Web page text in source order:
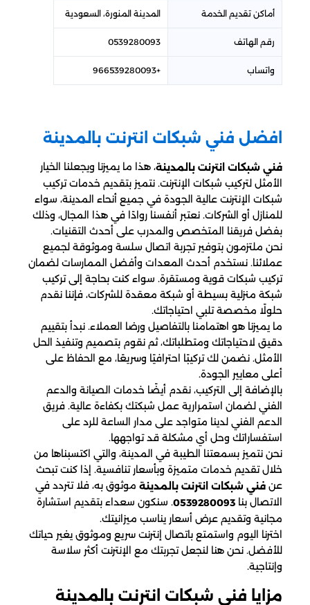
أماكن تقديم الخدمة المدينة المنورة، السعودية
رقم الهاتف 0539280093
واتساب +966539280093
افضل فني شبكات انترنت بالمدينة
فني شبكات انترنت بالمدينة، هذا ما يميزنا ويجعلنا الخيار
الأمثل لتركيب شبكات الإنترنت. نتميز بتقديم خدمات تركيب
شبكات الإنترنت عالية الجودة في جميع أنحاء المدينة، سواء
للمنازل أو الشركات. نعتبر أنفسنا روادًا في هذا المجال، وذلك
بفضل فريقنا المتخصص والمدرب على أحدث التقنيات.
نحن ملتزمون بتوفير تجربة اتصال سلسة وموثوقة لجميع
عملائنا. نستخدم أحدث المعدات وأفضل الممارسات لضمان
تركيب شبكات قوية ومستقرة. سواء كنت بحاجة إلى تركيب
شبكة منزلية بسيطة أو شبكة معقدة للشركات، فإننا نقدم
حلولًا مخصصة تلبي احتياجاتك.
ما يميزنا هو اهتمامنا بالتفاصيل ورضا العملاء. نبدأ بتقييم
دقيق لاحتياجاتك ومتطلباتك، ثم نقوم بتصميم وتنفيذ الحل
الأمثل. نضمن لك تركيبًا احترافيًا وسريعًا، مع الحفاظ على
أعلى معايير الجودة.
بالإضافة إلى التركيب، نقدم أيضًا خدمات الصيانة والدعم
الفني لضمان استمرارية عمل شبكتك بكفاءة عالية. فريق
الدعم الفني لدينا متواجد على مدار الساعة للرد على
استفساراتك وحل أي مشكلة قد تواجهها.
نحن نتميز بسمعتنا الطيبة في المدينة، والتي اكتسبناها من
خلال تقديم خدمات متميزة وبأسعار تنافسية. إذا كنت تبحث
عن فني شبكات انترنت بالمدينة موثوق به، فلا تتردد في
الاتصال بنا 0539280093. سنكون سعداء بتقديم استشارة
مجانية وتقديم عرض أسعار يناسب ميزانيتك.
اخترنا اليوم واستمتع باتصال إنترنت سريع وموثوق يغير حياتك
للأفضل. نحن هنا لنجعل تجربتك مع الإنترنت أكثر سلاسة
وإنتاجية.
مزايا فني شبكات انترنت بالمدينة